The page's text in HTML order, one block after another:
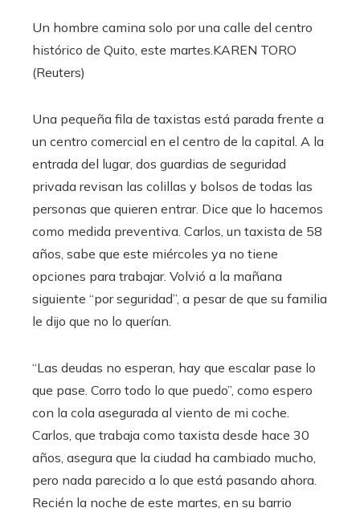
Un hombre camina solo por una calle del centro
histórico de Quito, este martes.KAREN TORO
(Reuters)
Una pequeña fila de taxistas está parada frente a
un centro comercial en el centro de la capital. A la
entrada del lugar, dos guardias de seguridad
privada revisan las colillas y bolsos de todas las
personas que quieren entrar. Dice que lo hacemos
como medida preventiva. Carlos, un taxista de 58
años, sabe que este miércoles ya no tiene
opciones para trabajar. Volvió a la mañana
siguiente “por seguridad”, a pesar de que su familia
le dijo que no lo querían.
“Las deudas no esperan, hay que escalar pase lo
que pase. Corro todo lo que puedo”, como espero
con la cola asegurada al viento de mi coche.
Carlos, que trabaja como taxista desde hace 30
años, asegura que la ciudad ha cambiado mucho,
pero nada parecido a lo que está pasando ahora.
Recién la noche de este martes, en su barrio